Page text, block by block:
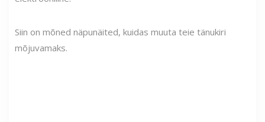
Siin on mõned näpunäited, kuidas muuta teie tänukiri
mõjuvamaks.